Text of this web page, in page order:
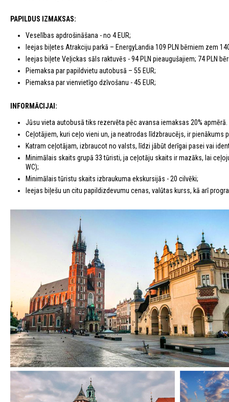
PAPILDUS IZMAKSAS:
Veselības apdrošināšana - no 4 EUR;
Ieejas biļetes Atrakciju parkā – EnergyLandia 109 PLN bērniem zem
Ieejas biļete Veļickas sāls raktuvēs - 94 PLN pieaugušajiem; 74 PLN
Piemaksa par papildvietu autobusā – 55 EUR;
Piemaksa par vienvietīgo dzīvošanu - 45 EUR;
INFORMĀCIJAI:
Jūsu vieta autobusā tiks rezervēta pēc avansa iemaksas 20%
Ceļotājiem, kuri ceļo vieni un, ja neatrodas līdzbraucējs, ir pienākums
Katram ceļotājam, izbraucot no valsts, līdzi jābūt derīgai pasei vai
Minimālais skaits grupā 33 tūristi, ja ceļotāju skaits ir mazāks, lai
WC);
Minimālais tūristu skaits izbraukuma ekskursijās - 20 cilvēki;
Ieejas biļešu un citu papildizdevumu cenas, valūtas kurss, kā arī